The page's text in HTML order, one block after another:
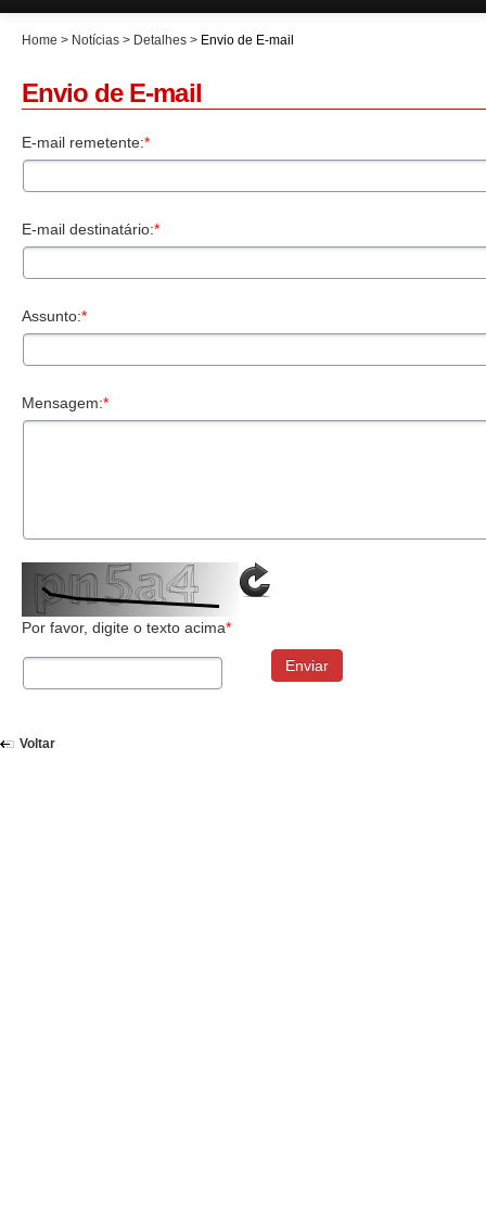
Home > Notícias > Detalhes > Envio de E-mail
Envio de E-mail
E-mail remetente:*
E-mail destinatário:*
Assunto:*
Mensagem:*
Por favor, digite o texto acima*
Enviar
Voltar